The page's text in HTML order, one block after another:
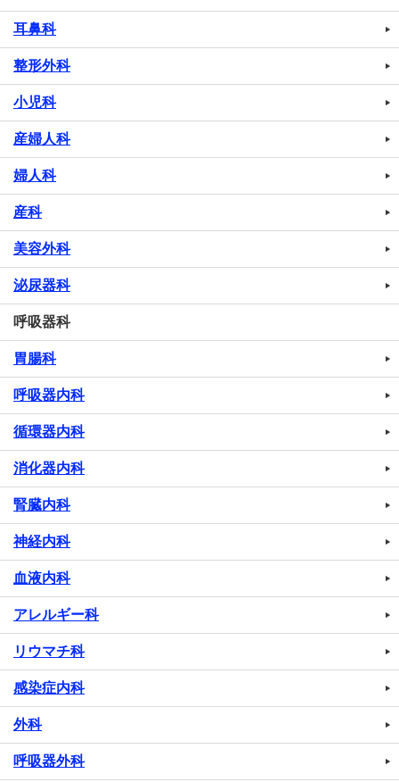
耳鼻科
整形外科
小児科
産婦人科
婦人科
産科
美容外科
泌尿器科
呼吸器科
胃腸科
呼吸器内科
循環器内科
消化器内科
腎臓内科
神経内科
血液内科
アレルギー科
リウマチ科
感染症内科
外科
呼吸器外科